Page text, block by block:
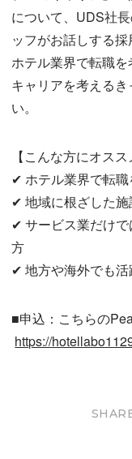
について、UDS社
ッフがお話しする採
ホテル業界で転職
キャリアを考える
い。
【こんな方にオスス
✔︎ ホテル業界で転
✔︎ 地域に根ざした
✔︎ サービス業だけ
方
✔︎ 地方や海外でも
■申込：こちらの
https://